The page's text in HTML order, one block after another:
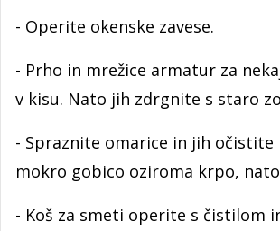
- Operite okenske zavese.
- Prho in mrežice armatur za
v kisu. Nato jih zdrgnite s staro
- Spraznite omarice in jih očistite
mokro gobico oziroma krpo,
- Koš za smeti operite s čistilom